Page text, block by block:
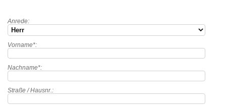
Anrede:
Vorname*:
Nachname*:
Straße / Hausnr.: